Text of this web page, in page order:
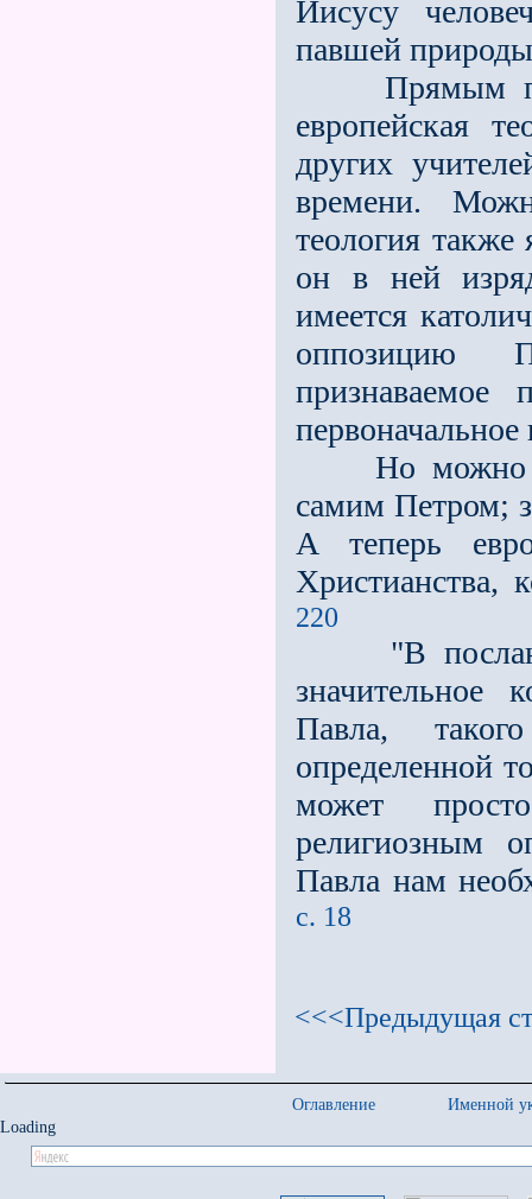
Иисусу
павшей
Прямым
европейская
других
времени.
теология также
он в ней
имеется
оппозицию
признаваемое
Но можно
самим Петром;
А теперь
Христианства,
220
"В
значительное
Павла,
определенной
может
религиозным
Павла нам
с. 18
<<<Предыдущая
Оглавление
Именной
Loading